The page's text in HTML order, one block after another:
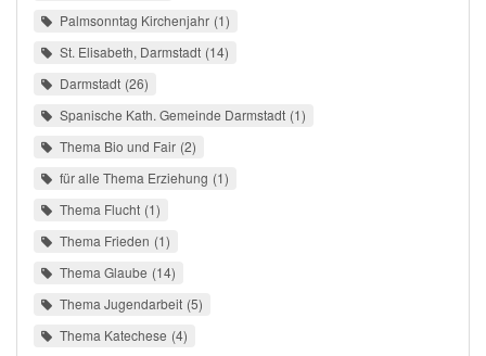
Palmsonntag Kirchenjahr 1
St. Elisabeth, Darmstadt 14
Darmstadt 26
Spanische Kath. Gemeinde Darmstadt 1
Thema Bio und Fair 2
für alle Thema Erziehung 1
Thema Flucht 1
Thema Frieden 1
Thema Glaube 14
Thema Jugendarbeit 5
Thema Katechese 4